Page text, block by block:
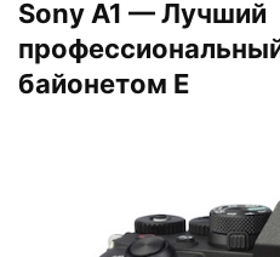
Sony A1 — Лучший
байонетом E